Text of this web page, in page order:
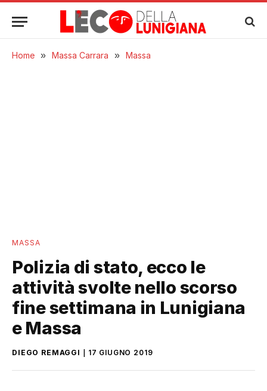
Home » Massa Carrara » Massa
MASSA
Polizia di stato, ecco le
attività svolte nello scorso
fine settimana in Lunigiana
e Massa
DIEGO REMAGGI 17 GIUGNO 2019